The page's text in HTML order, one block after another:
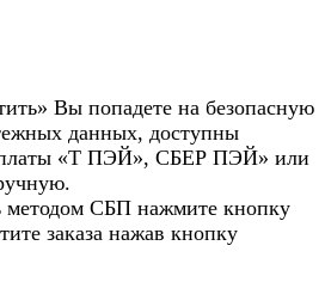
Вы попадете на безопасную
данных, доступны
«Т ПЭЙ», СБЕР ПЭЙ» или
методом СБП нажмите кнопку
заказа нажав кнопку